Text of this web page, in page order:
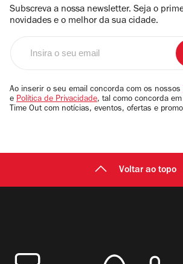
Subscreva a nossa newsletter. Seja o
novidades e o melhor da sua cidade.
email
Ao inserir o seu email concorda com os nossos
e Política de Privacidade, tal como concorda
Time Out com notícias, eventos, ofertas e
Voltar ao topo